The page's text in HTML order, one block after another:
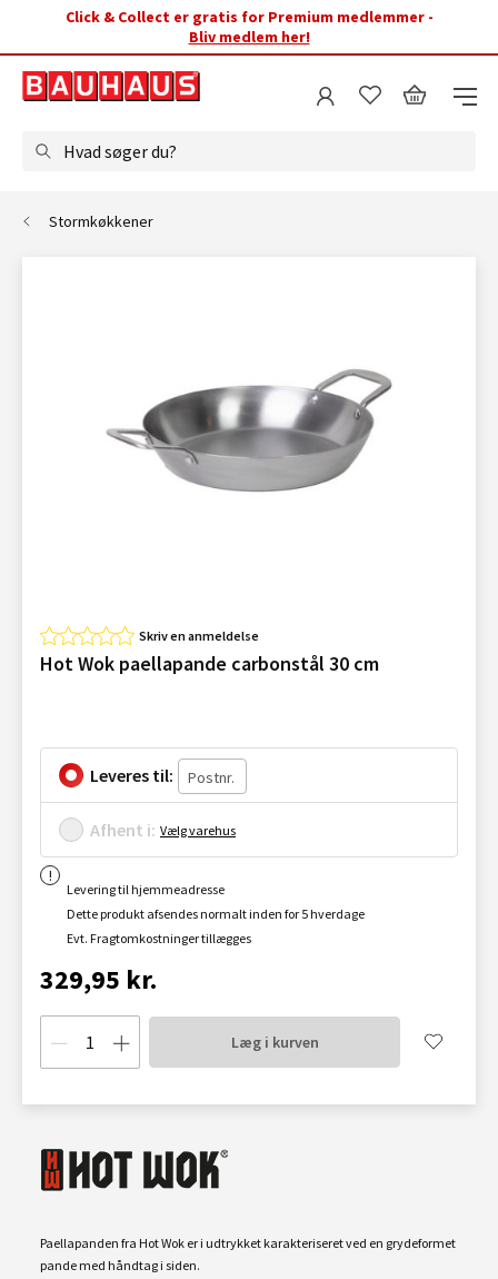
Click & Collect er gratis for Premium medlemmer -
Bliv medlem her!
Hvad søger du?
Stormkøkkener
Skriv en anmeldelse
Hot Wok paellapande carbonstål 30 cm
Leveres til:
Afhent i: Vælg varehus
Levering til hjemmeadresse
Dette produkt afsendes normalt inden for 5 hverdage
Evt. Fragtomkostninger tillægges
329,95 kr.
Læg i kurven
Paellapanden fra Hot Wok er i udtrykket karakteriseret ved en grydeformet
pande med håndtag i siden.